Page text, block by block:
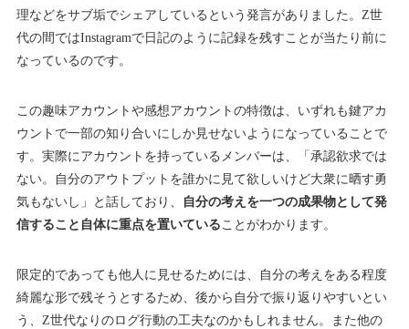
理などをサブ垢でシェアしているという発言がありました。Z世
代の間ではInstagramで日記のように記録を残すことが当たり前に
なっているのです。
この趣味アカウントや感想アカウントの特徴は、いずれも鍵アカ
ウントで一部の知り合いにしか見せないようになっていることで
す。実際にアカウントを持っているメンバーは、「承認欲求では
ない。自分のアウトプットを誰かに見て欲しいけど大衆に晒す勇
気もないし」と話しており、
自分の考えを一つの成果物として発
信すること自体に重点を置いている ことがわかります。
限定的であっても他人に見せるためには、自分の考えをある程度
綺麗な形で残そうとするため、後から自分で振り返りやすいとい
う、Z世代なりのログ行動の工夫なのかもしれません。また他の